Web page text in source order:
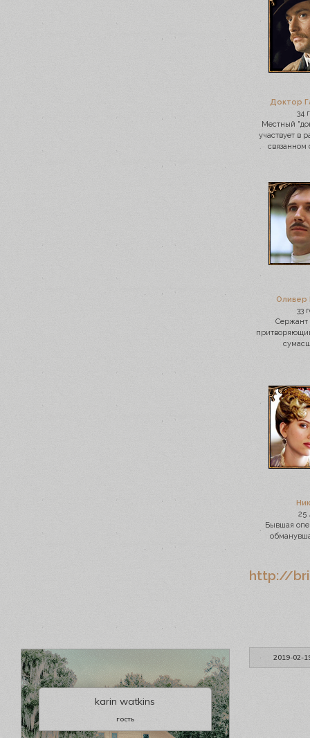
Доктор
34
Местный
участвует в
связанном
33
25
Бывшая
http://
2019-02-
karin watkins
гость